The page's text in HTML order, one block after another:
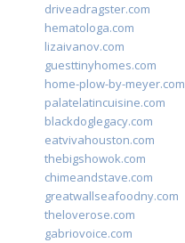
driveadragster.com
hematologa.com
lizaivanov.com
guesttinyhomes.com
home-plow-by-meyer.com
palatelatincuisine.com
blackdoglegacy.com
eatvivahouston.com
thebigshowok.com
chimeandstave.com
greatwallseafoodny.com
theloverose.com
gabriovoice.com